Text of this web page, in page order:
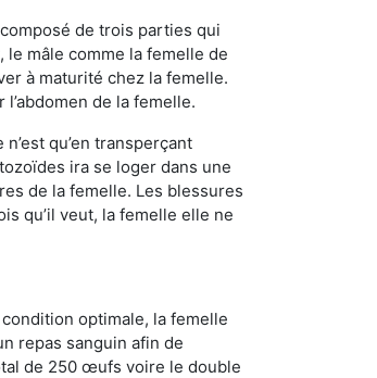
de trois parties qui
mâle comme la femelle de
à maturité chez la femelle.
de la femelle.
qu’en transperçant
ira se loger dans une
de la femelle. Les blessures
qu’il veut, la femelle elle ne
optimale, la femelle
repas sanguin afin de
de 250 œufs voire le double